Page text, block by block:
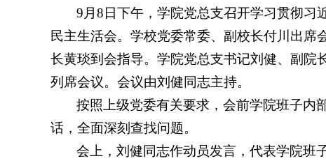
9月8日下午，学院党总支召开学习贯彻习
民主生活会。学校党委常委、副校长付川出
长黄琰到会指导。学院党总支书记刘健、副院
列席会议。会议由刘健同志主持。
按照上级党委有关要求，会前学院班子内
话，全面深刻查找问题。
会上，刘健同志作动员发言，代表学院班